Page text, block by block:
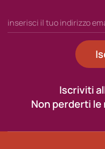
Iscriviti
Non perderti